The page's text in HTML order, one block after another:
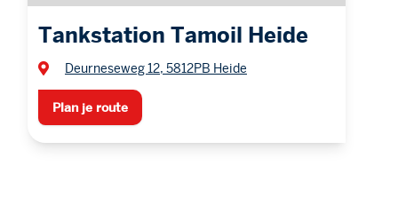
Tankstation Tamoil Heide
Deurneseweg 12, 5812PB Heide
Plan je route